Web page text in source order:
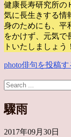
健康長寿研究所の
気に長生きする情
身のためにも、平
をかけず、元気で
トいたしましょう！
photo俳句を投稿す
驟雨
2017年09月30日